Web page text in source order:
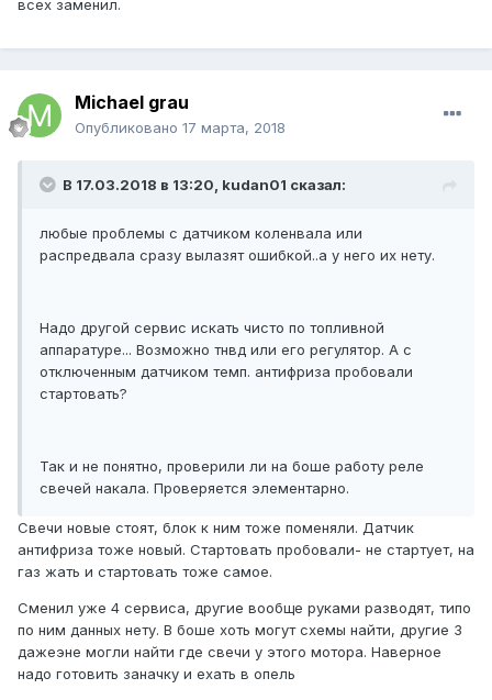
всех заменил.
Michael grau
Опубликовано 17 марта, 2018
В 17.03.2018 в 13:20, kudan01 сказал:
любые проблемы с датчиком коленвала или
распредвала сразу вылазят ошибкой..а у него их нету.
Надо другой сервис искать чисто по топливной
аппаратуре... Возможно тнвд или его регулятор. А с
отключенным датчиком темп. антифриза пробовали
стартовать?
Так и не понятно, проверили ли на боше работу реле
свечей накала. Проверяется элементарно.
Свечи новые стоят, блок к ним тоже поменяли. Датчик
антифриза тоже новый. Стартовать пробовали- не стартует, на
газ жать и стартовать тоже самое.
Сменил уже 4 сервиса, другие вообще руками разводят, типо
по ним данных нету. В боше хоть могут схемы найти, другие 3
дажеэне могли найти где свечи у этого мотора. Наверное
надо готовить заначку и ехать в опель